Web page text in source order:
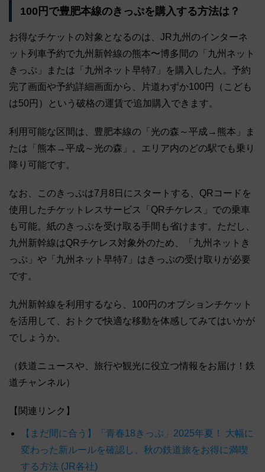
100円で豊肥本線のきっぷを購入する方法は？
お得なチケットの対象となるのは、JR九州のインターネ
ット列車予約で九州新幹線の熊本〜博多間の「九州ネット
きっぷ」または「九州ネット早特7」を購入した人。予約
完了画面や予約詳細画面から、片道わずか100円（こども
は50円）という破格の運賃で追加購入できます。
利用可能な区間は、豊肥本線の「光の森～平成→熊本」ま
たは「熊本→平成～光の森」。エリア内のどの駅でも乗り
降り可能です。
なお、このきっぷは7月8日にスタートする、QRコードを
使用したチケットレスサービス「QRチケレス」での乗車
も可能。紙のきっぷを受け取る手間も省けます。ただし、
九州新幹線はQRチケレス対象外のため、「九州ネットき
っぷ」や「九州ネット早特7」はきっぷの受け取りが必要
です。
九州新幹線を利用するなら、100円のオプションチケット
を活用して、おトクで快適な移動を体感してみてはいかが
でしょうか。
（鉄道ニュースや、旅行や観光に役立つ情報をお届け！鉄
道チャンネル）
【関連リンク】
【まだ間に合う】「青春18きっぷ」2025年夏！ 大幅に
変わった新ルールを確認し、秋の鉄道旅をお得に満喫
する方法 (JR各社)